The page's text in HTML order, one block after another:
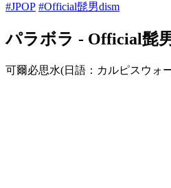
#JPOP #Official髭男dism
パラボラ - Official髭
可爾必思水(日語：カルピスウォ